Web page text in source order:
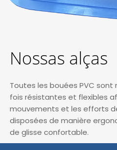
Nossas alças
Toutes les bouées PVC
fois résistantes et flexibles
mouvements et les efforts
disposées de manière
de glisse confortable.